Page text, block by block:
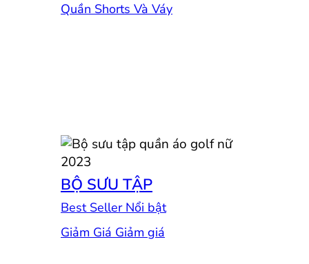
Quần Shorts Và Váy
BỘ SƯU TẬP
Best Seller
Giảm Giá